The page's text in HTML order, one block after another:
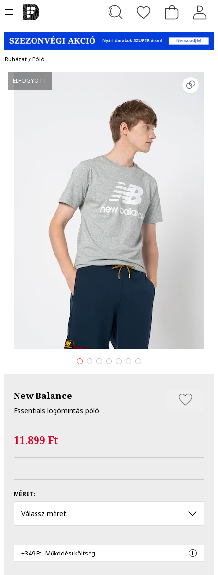
Ruházat/Póló
ELFOGYOTT
New Balance
Essentials logómintás póló
11.899 Ft
MÉRET:
Válassz méret:
+349 Ft Működési költség